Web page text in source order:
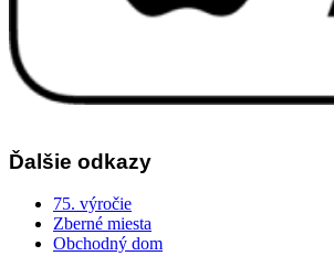
Ďalšie odkazy
75. výročie
Zberné miesta
Obchodný dom